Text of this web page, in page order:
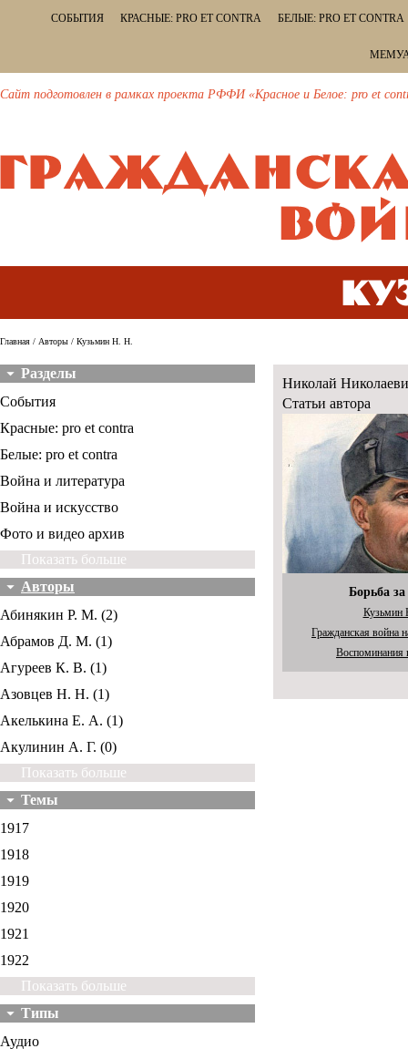
СОБЫТИЯ КРАСНЫЕ: PRO ET CONTRA БЕЛЫЕ: PRO ET CONTRA
Сайт подготовлен в рамках проекта РФФИ «Красное и Белое: pro et
Главная / Авторы / Кузьмин Н. Н.
Разделы
События
Красные: pro et contra
Белые: pro et contra
Война и литература
Война и искусство
Фото и видео архив
Показать больше
Авторы
Абинякин Р. М. (2)
Абрамов Д. М. (1)
Агуреев К. В. (1)
Азовцев Н. Н. (1)
Акелькина Е. А. (1)
Акулинин А. Г. (0)
Показать больше
Темы
1917
1918
1919
1920
1921
1922
Показать больше
Типы
Аудио
Николай
Статьи автора
Борьба
Кузьмин
Гражданская война
Воспоминания